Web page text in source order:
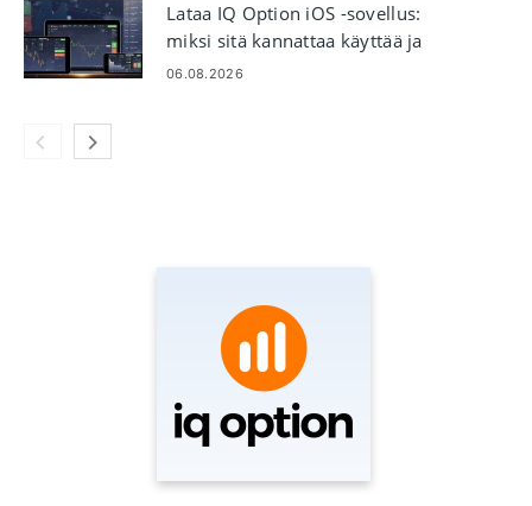
Lataa IQ Option iOS -sovellus:
miksi sitä kannattaa käyttää ja
miten se asennetaan
06.08.2026